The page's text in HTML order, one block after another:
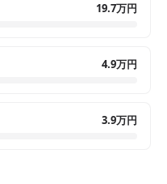
19.7万円
4.9万円
3.9万円